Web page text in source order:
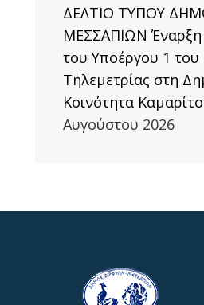
ΔΕΛΤΙΟ ΤΥΠΟΥ
ΜΕΣΣΑΠΙΩΝ Έναρξη
του Υποέργου 1 του
Τηλεμετρίας στη
Κοινότητα
Αυγούστου 2026